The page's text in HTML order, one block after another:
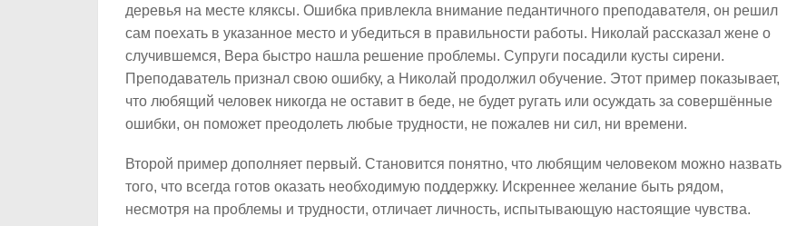
деревья на месте кляксы. Ошибка привлекла внимание педантичного преподавателя, он решил
сам поехать в указанное место и убедиться в правильности работы. Николай рассказал жене о
случившемся, Вера быстро нашла решение проблемы. Супруги посадили кусты сирени.
Преподаватель признал свою ошибку, а Николай продолжил обучение. Этот пример показывает,
что любящий человек никогда не оставит в беде, не будет ругать или осуждать за совершённые
ошибки, он поможет преодолеть любые трудности, не пожалев ни сил, ни времени.
Второй пример дополняет первый. Становится понятно, что любящим человеком можно назвать
того, что всегда готов оказать необходимую поддержку. Искреннее желание быть рядом,
несмотря на проблемы и трудности, отличает личность, испытывающую настоящие чувства.